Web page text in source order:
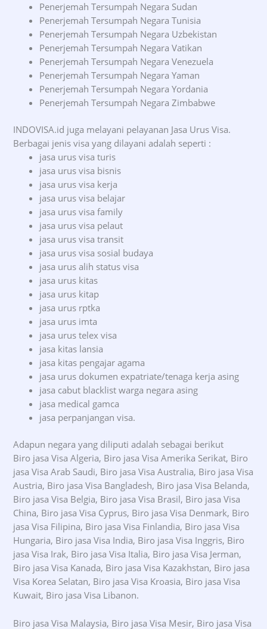
Penerjemah Tersumpah Negara Sudan
Penerjemah Tersumpah Negara Tunisia
Penerjemah Tersumpah Negara Uzbekistan
Penerjemah Tersumpah Negara Vatikan
Penerjemah Tersumpah Negara Venezuela
Penerjemah Tersumpah Negara Yaman
Penerjemah Tersumpah Negara Yordania
Penerjemah Tersumpah Negara Zimbabwe
INDOVISA.id juga melayani pelayanan Jasa Urus Visa.
Berbagai jenis visa yang dilayani adalah seperti :
jasa urus visa turis
jasa urus visa bisnis
jasa urus visa kerja
jasa urus visa belajar
jasa urus visa family
jasa urus visa pelaut
jasa urus visa transit
jasa urus visa sosial budaya
jasa urus alih status visa
jasa urus kitas
jasa urus kitap
jasa urus rptka
jasa urus imta
jasa urus telex visa
jasa kitas lansia
jasa kitas pengajar agama
jasa urus dokumen expatriate/tenaga kerja asing
jasa cabut blacklist warga negara asing
jasa medical gamca
jasa perpanjangan visa.
Adapun negara yang diliputi adalah sebagai berikut
Biro jasa Visa Algeria, Biro jasa Visa Amerika Serikat, Biro
jasa Visa Arab Saudi, Biro jasa Visa Australia, Biro jasa Visa
Austria, Biro jasa Visa Bangladesh, Biro jasa Visa Belanda,
Biro jasa Visa Belgia, Biro jasa Visa Brasil, Biro jasa Visa
China, Biro jasa Visa Cyprus, Biro jasa Visa Denmark, Biro
jasa Visa Filipina, Biro jasa Visa Finlandia, Biro jasa Visa
Hungaria, Biro jasa Visa India, Biro jasa Visa Inggris, Biro
jasa Visa Irak, Biro jasa Visa Italia, Biro jasa Visa Jerman,
Biro jasa Visa Kanada, Biro jasa Visa Kazakhstan, Biro jasa
Visa Korea Selatan, Biro jasa Visa Kroasia, Biro jasa Visa
Kuwait, Biro jasa Visa Libanon.
Biro jasa Visa Malaysia, Biro jasa Visa Mesir, Biro jasa Visa